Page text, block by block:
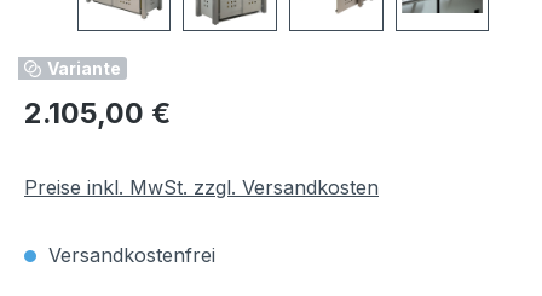
Variante
Regulärer Preis:
2.105,00 €
Preise inkl. MwSt. zzgl. Versandkosten
Versandkostenfrei